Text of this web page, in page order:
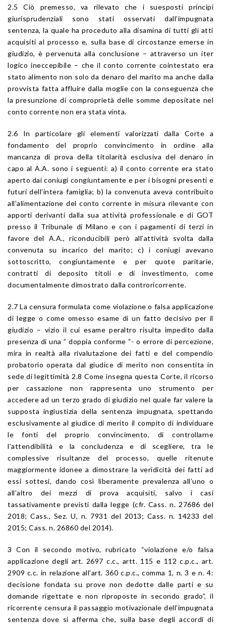
2.5 Ciò premesso, va rilevato che i suesposti principi
giurisprudenziali sono stati osservati dall’impugnata
sentenza, la quale ha proceduto alla disamina di tutti gli atti
acquisiti al processo e, sulla base di circostanze emerse in
giudizio, è pervenuta alla conclusione – attraverso un iter
logico ineccepibile – che il conto corrente cointestato era
stato alimento non solo da denaro del marito ma anche dalla
provvista fatta affluire dalla moglie con la conseguenza che
la presunzione di comproprietà delle somme depositate nel
conto corrente non era stata vinta.
2.6 In particolare gli elementi valorizzati dalla Corte a
fondamento del proprio convincimento in ordine alla
mancanza di prova della titolarità esclusiva del denaro in
capo al A.A. sono i seguenti: a) il conto corrente era stato
aperto dai coniugi congiuntamente e per i bisogni presenti e
futuri dell’intera famiglia; b) la convenuta aveva contribuito
all’alimentazione del conto corrente in misura rilevante con
apporti derivanti dalla sua attività professionale e di GOT
presso il Tribunale di Milano e con i pagamenti di terzi in
favore del A.A., riconducibili però all’attività svolta dalla
convenuta su incarico del marito; c) i coniugi avevano
sottoscritto, congiuntamente e per quote paritarie,
contratti di deposito titoli e di investimento, come
documentalmente dimostrato dalla controricorrente.
2.7 La censura formulata come violazione o falsa applicazione
di legge o come omesso esame di un fatto decisivo per il
giudizio – vizio il cui esame peraltro risulta impedito dalla
presenza di una ” doppia conforme “- o errore di percezione,
mira in realtà alla rivalutazione dei fatti e del compendio
probatorio operata dal giudice di merito non consentita in
sede di legittimità 2.8 Come insegna questa Corte, il ricorso
per cassazione non rappresenta uno strumento per
accedere ad un terzo grado di giudizio nel quale far valere la
supposta ingiustizia della sentenza impugnata, spettando
esclusivamente al giudice di merito il compito di individuare
le fonti del proprio convincimento, di controllarne
l’attendibilità e la concludenza e di scegliere, tra le
complessive risultanze del processo, quelle ritenute
maggiormente idonee a dimostrare la veridicità dei fatti ad
essi sottesi, dando così liberamente prevalenza all’uno o
all’altro dei mezzi di prova acquisiti, salvo i casi
tassativamente previsti dalla legge (cfr. Cass. n. 27686 del
2018; Cass., Sez. U, n. 7931 del 2013; Cass. n. 14233 del
2015; Cass. n. 26860 del 2014).
3 Con il secondo motivo, rubricato “violazione e/o falsa
applicazione degli art. 2697 c.c., artt. 115 e 112 c.p.c., art.
2909 c.c. in relazione all’art. 360 c.p.c., comma 1, n. 3 e n. 4:
decisione fondata su prove non dedotte dalle parti e su
domande rigettate e non riproposte in secondo grado”, il
ricorrente censura il passaggio motivazionale dell’impugnata
sentenza dove si afferma che, sulla base degli accordi di